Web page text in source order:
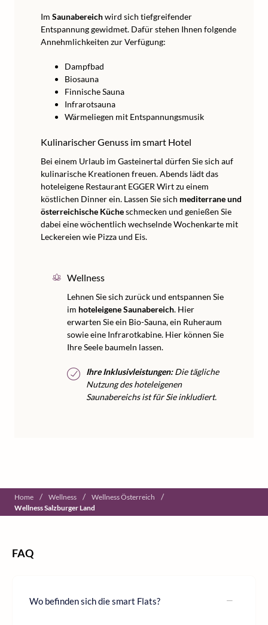
Im Saunabereichwird sich tiefgreifender
Entspannung gewidmet. Dafür stehen Ihnen folgende
Annehmlichkeiten zur Verfügung:
Dampfbad
Biosauna
Finnische Sauna
Infrarotsauna
Wärmeliegen mit Entspannungsmusik
Kulinarischer Genuss im smart Hotel
Bei einem Urlaub im Gasteinertal dürfen Sie sich auf
kulinarische Kreationen freuen. Abends lädt das
hoteleigene Restaurant EGGER Wirt zu einem
köstlichen Dinner ein. Lassen Sie sich mediterrane und
österreichische Kücheschmecken und genießen Sie
dabei eine wöchentlich wechselnde Wochenkarte mit
Leckereien wie Pizza und Eis.
Wellness
Lehnen Sie sich zurück und entspannen Sie
im hoteleigene Saunabereich. Hier
erwarten Sie ein Bio-Sauna, ein Ruheraum
sowie eine Infrarotkabine. Hier können Sie
Ihre Seele baumeln lassen.
Ihre Inklusivleistungen:Die tägliche
Nutzung des hoteleigenen
Saunabereichs ist für Sie inkludiert.
Home / Wellness / Wellness Österreich /
Wellness Salzburger Land
FAQ
Wo befinden sich die smart Flats?